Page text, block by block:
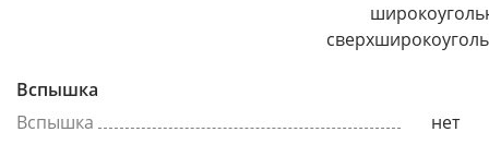
Вспышка
Вспышка
нет